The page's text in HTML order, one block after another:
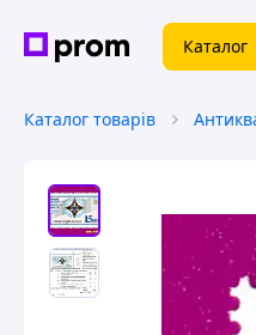
Каталог
Каталог товарів